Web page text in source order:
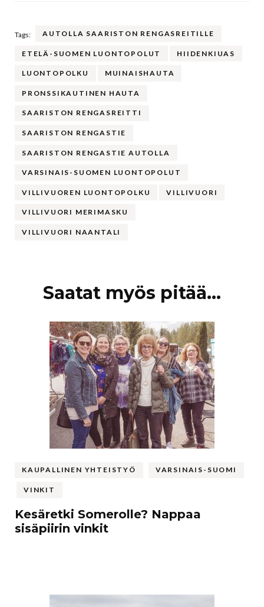
Tags: AUTOLLA SAARISTON RENGASREITILLE
ETELÄ-SUOMEN LUONTOPOLUT HIIDENKIUAS
LUONTOPOLKU MUINAISHAUTA
PRONSSIKAUTINEN HAUTA
SAARISTON RENGASREITTI
SAARISTON RENGASTIE
SAARISTON RENGASTIE AUTOLLA
VARSINAIS-SUOMEN LUONTOPOLUT
VILLIVUOREN LUONTOPOLKU VILLIVUORI
VILLIVUORI MERIMASKU
VILLIVUORI NAANTALI
Artikkelien
Saatat myös pitää...
KAUPALLINEN YHTEISTYÖ VARSINAIS-SUOMI
VINKIT
Kesäretki Somerolle? Nappaa
sisäpiirin vinkit